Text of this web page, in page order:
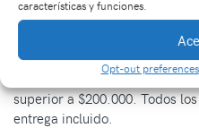
características y funciones.
Opt-out preferences
otra ya que debido a su
Garantía de venta:Todos
de retracto. El envío del
superior a $200.000. Todos
entrega incluido.